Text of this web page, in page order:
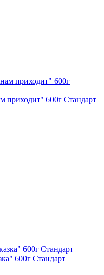
приходит" 600г Стандарт
600г Стандарт